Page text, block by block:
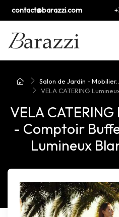
contact@barazzi.com
Salon de Jardin - Mobilier...
VELA CATERING
VELA
- Comptoir
Lumineux